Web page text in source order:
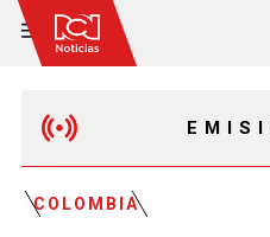
COLOMBIA